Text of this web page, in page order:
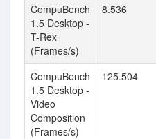
CompuBench
1.5 Desktop -
T-Rex
(Frames/s)
8.536
CompuBench
1.5 Desktop -
Video
Composition
(Frames/s)
125.504